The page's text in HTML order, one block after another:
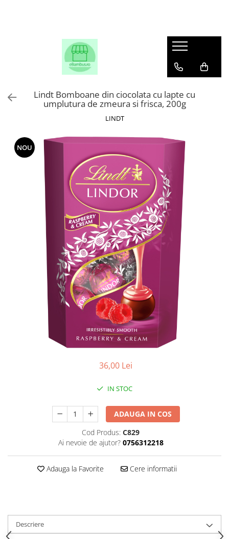
Lindt Bomboane din ciocolata cu lapte cu
umplutura de zmeura si frisca, 200g
LINDT
NOU
36,00 Lei
IN STOC
ADAUGA IN COS
Cod Produs: C829
Ai nevoie de ajutor? 0756312218
Adauga la Favorite Cere informatii
Descriere